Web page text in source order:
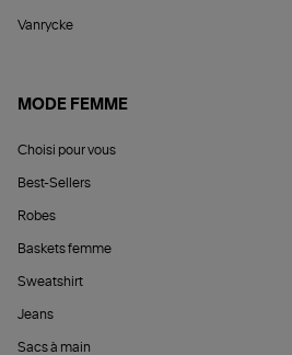
Vanrycke
MODE FEMME
Choisi pour vous
Best-Sellers
Robes
Baskets femme
Sweatshirt
Jeans
Sacs à main